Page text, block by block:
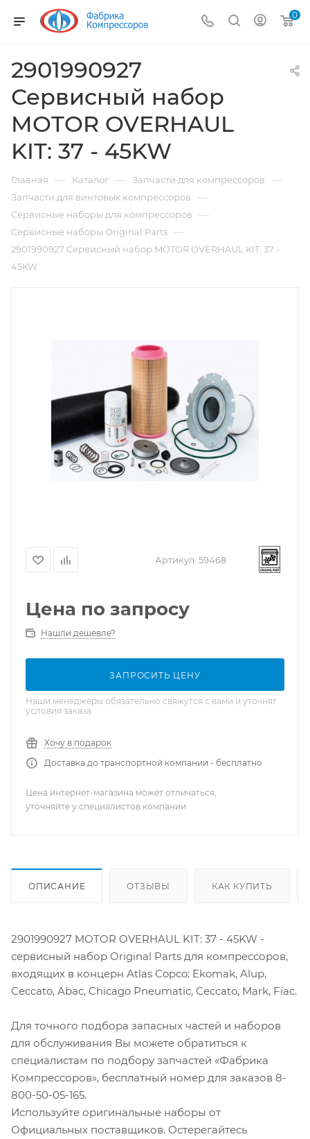
0
2901990927
Сервисный набор
MOTOR OVERHAUL
KIT: 37 - 45KW
Главная — Каталог — Запчасти для компрессоров —
Запчасти для винтовых компрессоров —
Сервисные наборы для компрессоров —
Сервисные наборы Original Parts —
2901990927 Сервисный набор MOTOR OVERHAUL KIT: 37 -
45KW
Артикул: 59468
Цена по запросу
Нашли дешевле?
ЗАПРОСИТЬ ЦЕНУ
Наши менеджеры обязательно свяжутся с вами и уточнят
условия заказа
Хочу в подарок
Доставка до транспортной компании - бесплатно
Цена интернет-магазина может отличаться,
уточняйте у специалистов компании
ОПИСАНИЕ ОТЗЫВЫ КАК КУПИТЬ
2901990927 MOTOR OVERHAUL KIT: 37 - 45KW -
сервисный набор Original Parts для компрессоров,
входящих в концерн Atlas Copco: Ekomak, Alup,
Ceccato, Abac, Chicago Pneumatic, Ceccato, Mark, Fiac.
Для точного подбора запасных частей и наборов
для обслуживания Вы можете обратиться к
специалистам по подбору запчастей «Фабрика
Компрессоров», бесплатный номер для заказов 8-
800-50-05-165.
Используйте оригинальные наборы от
Официальных поставщиков. Остерегайтесь